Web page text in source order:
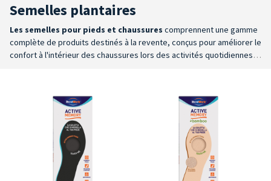
Semelles plantaires
Les semelles pour pieds et chaussures comprennent une gamme
complète de produits destinés à la revente, conçus pour améliorer le
confort à l'intérieur des chaussures lors des activités quotidiennes.
Large choix
: la gamme comprend des semelles pleine
longueur et aux trois quarts, disponibles dans de nombreuses tailles
et configurations pour s'adapter aux différents besoins.
chaque usage: des semelles dédiées au travail, au sport, aux loisirs
et aux activités quotidiennes sont disponibles, ainsi que des
modèles conçus pour soutenir la voûte plantaire, la zone